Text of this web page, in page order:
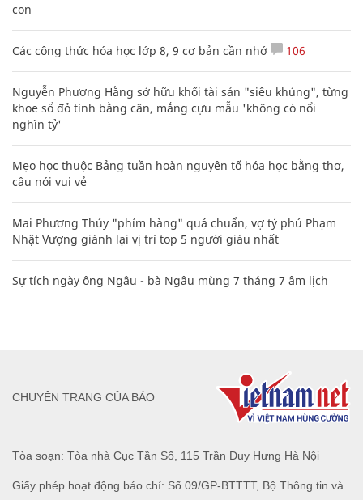
con
Các công thức hóa học lớp 8, 9 cơ bản cần nhớ 106
Nguyễn Phương Hằng sở hữu khối tài sản "siêu khủng", từng
khoe sổ đỏ tính bằng cân, mắng cựu mẫu 'không có nổi
nghìn tỷ'
Mẹo học thuộc Bảng tuần hoàn nguyên tố hóa học bằng thơ,
câu nói vui vẻ
Mai Phương Thúy "phím hàng" quá chuẩn, vợ tỷ phú Phạm
Nhật Vượng giành lại vị trí top 5 người giàu nhất
Sự tích ngày ông Ngâu - bà Ngâu mùng 7 tháng 7 âm lịch
Tòa soạn: Tòa nhà Cục Tần Số, 115 Trần Duy Hưng Hà Nội
Giấy phép hoạt động báo chí: Số 09/GP-BTTTT, Bộ Thông tin và
CHUYÊN TRANG CỦA BÁO